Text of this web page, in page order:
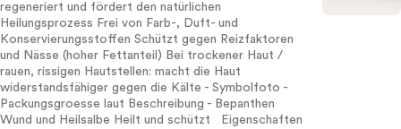
regeneriert und fördert den natürlichen
Heilungsprozess Frei von Farb-, Duft- und
Konservierungsstoffen Schützt gegen Reizfaktoren
und Nässe (hoher Fettanteil) Bei trockener Haut /
rauen, rissigen Hautstellen: macht die Haut
widerstandsfähiger gegen die Kälte - Symbolfoto -
Packungsgroesse laut Beschreibung - Bepanthen
Wund und Heilsalbe Heilt und schützt Eigenschaften